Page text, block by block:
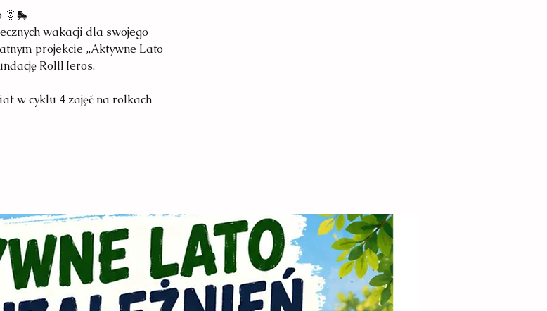
🌞🛼
wakacji dla swojego
projekcie „Aktywne Lato
RollHeros.
w cyklu 4 zajęć na rolkach